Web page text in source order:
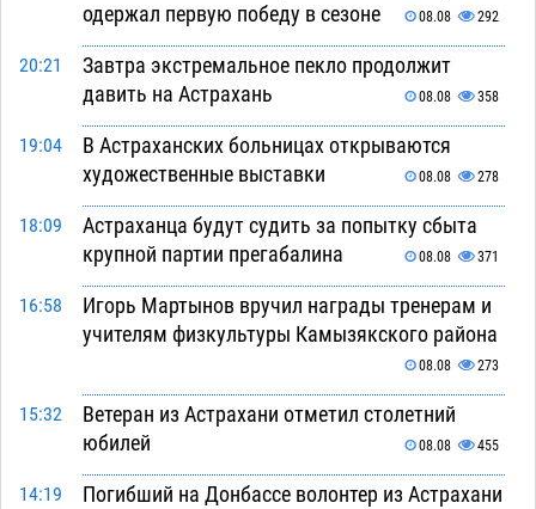
одержал первую победу в сезоне
08.08 292
20:21
Завтра экстремальное пекло продолжит
давить на Астрахань
08.08 358
19:04
В Астраханских больницах открываются
художественные выставки
08.08 278
18:09
Астраханца будут судить за попытку сбыта
крупной партии прегабалина
08.08 371
16:58
Игорь Мартынов вручил награды тренерам и
учителям физкультуры Камызякского района
08.08 273
15:32
Ветеран из Астрахани отметил столетний
юбилей
08.08 455
14:19
Погибший на Донбассе волонтер из Астрахани